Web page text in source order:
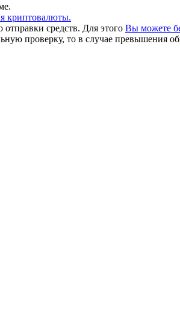
криптовалюты.
средств. Для этого Вы можете
проверку, то в случае